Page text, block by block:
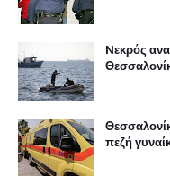
Nεκρός
πεζή